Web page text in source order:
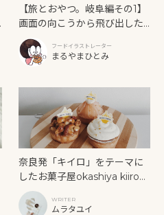
【旅とおやつ。岐阜編その1】
画面の向こうから飛び出した
世界。
フードイラストレーター
まるやまひとみ
奈良発「キイロ」をテーマに
したお菓子屋okashiya kiiro。
ユーモア溢れるアイデアと色
に込められた思い。
WRITER
ムラタユイ